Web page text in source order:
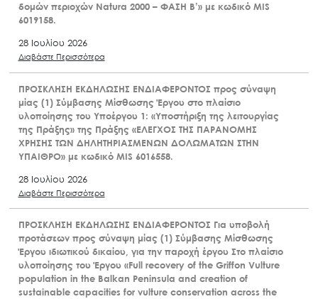
δομών περιοχών Natura 2000 – ΦΑΣΗ Β’» με κωδικό MIS
6019158.
28 Ιουλίου 2026
Διαβάστε Περισσότερα
ΠΡΟΣΚΛΗΣΗ ΕΚΔΗΛΩΣΗΣ ΕΝΔΙΑΦΕΡΟΝΤΟΣ προς σύναψη
μίας (1) Σύμβασης Μίσθωσης Έργου στο πλαίσιο
υλοποίησης του Υποέργου 1: «Υποστήριξη της λειτουργίας
της Πράξης» της Πράξης «ΕΛΕΓΧΟΣ ΤΗΣ ΠΑΡΑΝΟΜΗΣ
ΧΡΗΣΗΣ ΤΩΝ ΔΗΛΗΤΗΡΙΑΣΜΕΝΩΝ ΔΟΛΩΜΑΤΩΝ ΣΤΗΝ
ΥΠΑΙΘΡΟ» με κωδικό MIS 6016558.
28 Ιουλίου 2026
Διαβάστε Περισσότερα
ΠΡΟΣΚΛΗΣΗ ΕΚΔΗΛΩΣΗΣ ΕΝΔΙΑΦΕΡΟΝΤΟΣ Για υποβολή
προτάσεων προς σύναψη μίας (1) Σύμβασης Μίσθωσης
Έργου ιδιωτικού δικαίου, για την παροχή έργου Στο πλαίσιο
υλοποίησης του Έργου «Full recovery of the Griffon Vulture
population in the Balkan Peninsula and creation of
sustainable capacities for vulture conservation across the